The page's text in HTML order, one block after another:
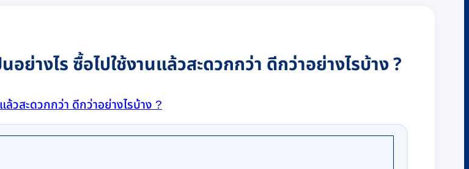
ย่างไร ซื้อไปใช้งานแล้วสะดวกกว่า ดีกว่าอย่างไรบ้าง ?